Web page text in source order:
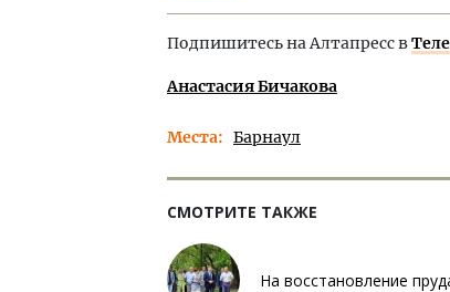
Подпишитесь на Алтапресс в
Анастасия Бичакова
Места Барнаул
СМОТРИТЕ ТАКЖЕ
На восстановление